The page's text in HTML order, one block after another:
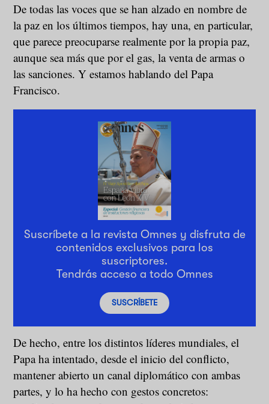
De todas las voces que se han alzado en nombre de
la paz en los últimos tiempos, hay una, en particular,
que parece preocuparse realmente por la propia paz,
aunque sea más que por el gas, la venta de armas o
las sanciones. Y estamos hablando del Papa
Francisco.
Suscríbete a la revista Omnes y disfruta de
contenidos exclusivos para los
suscriptores.
Tendrás acceso a todo Omnes
SUSCRÍBETE
De hecho, entre los distintos líderes mundiales, el
Papa ha intentado, desde el inicio del conflicto,
mantener abierto un canal diplomático con ambas
partes, y lo ha hecho con gestos concretos: